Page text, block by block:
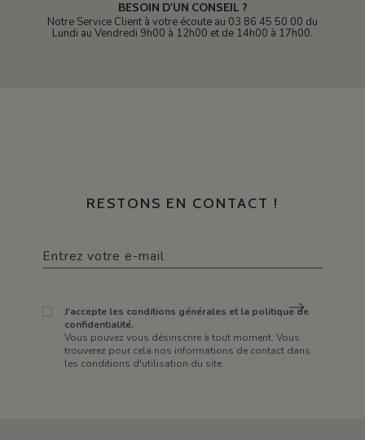
BESOIN D'UN CONSEIL ?
Notre Service Client à votre écoute au 03 86 45 50 00 du
Lundi au Vendredi 9h00 à 12h00 et de 14h00 à 17h00.
RESTONS EN CONTACT !
J'accepte les conditions générales et la politique de
confidentialité.
Vous pouvez vous désinscrire à tout moment. Vous
trouverez pour cela nos informations de contact dans
les conditions d'utilisation du site.